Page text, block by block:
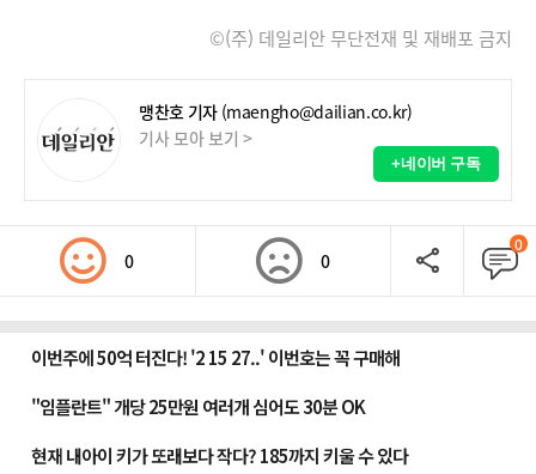
©(주) 데일리안 무단전재 및 재배포 금지
맹찬호 기자 (maengho@dailian.co.kr)
기사 모아 보기 >
+네이버 구독
0 0
0